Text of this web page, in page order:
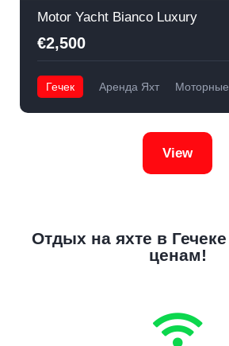
Motor Yacht Bianco Luxury
€2,500
Гечек Аренда Яхт Моторные
View
Отдых на яхте в
ценам!